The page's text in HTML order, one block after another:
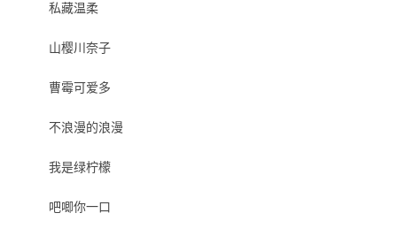
私藏温柔
山樱川奈子
曹霉可爱多
不浪漫的浪漫
我是绿柠檬
吧唧你一口